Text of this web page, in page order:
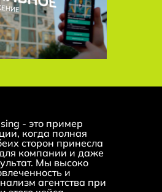
- это пример
когда полная
сторон принесла
компании и даже
Мы высоко
и
агентства при